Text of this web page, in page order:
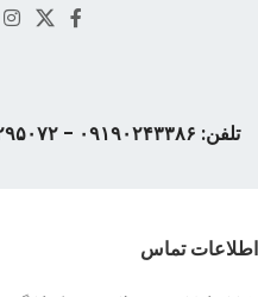
تلفن: ۰۹۱۹۰۲۴۳۳۸۶ - ۰۱۱۳۲۲۹۵۰۷۲ - ۰۱۱۳۲۲۲۴۳۴۲
اطلاعات تماس